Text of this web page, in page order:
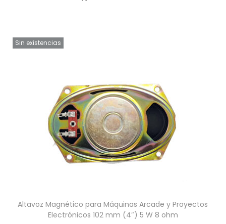
Sin existencias
Altavoz Magnético para Máquinas Arcade y Proyectos
Electrónicos 102 mm (4″) 5 W 8 ohm